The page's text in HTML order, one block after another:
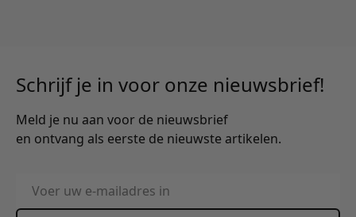
Schrijf je in voor onze nieuwsbrief!
Meld je nu aan voor de nieuwsbrief
en ontvang als eerste de nieuwste artikelen.
E-mailadres